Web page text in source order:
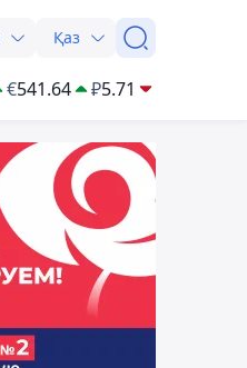
Қаз
€541.64 ₽5.71